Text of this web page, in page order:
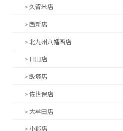
> 久留米店
> 西新店
> 北九州八幡西店
> 日田店
> 飯塚店
> 佐世保店
> 大牟田店
> 小郡店